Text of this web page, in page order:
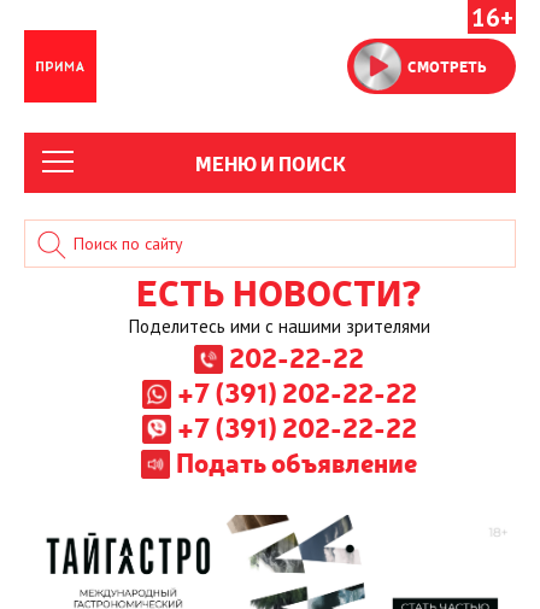
16+
СМОТРЕТЬ
МЕНЮ И ПОИСК
ЕСТЬ НОВОСТИ?
Поделитесь ими с нашими зрителями
202-22-22
+7 (391) 202-22-22
+7 (391) 202-22-22
Подать объявление